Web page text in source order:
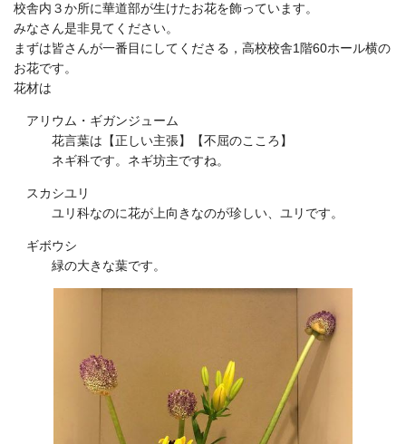
校舎内３か所に華道部が生けたお花を飾っています。
みなさん是非見てください。
まずは皆さんが一番目にしてくださる，高校校舎1階60ホール横の
お花です。
花材は
アリウム・ギガンジューム
花言葉は【正しい主張】【不屈のこころ】
ネギ科です。ネギ坊主ですね。
スカシユリ
ユリ科なのに花が上向きなのが珍しい、ユリです。
ギボウシ
緑の大きな葉です。